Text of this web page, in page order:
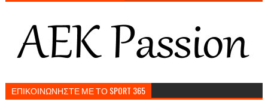
ΕΠΙΚΟΙΝΩΝΗΣΤΕ ΜΕ ΤΟ SPORT 365